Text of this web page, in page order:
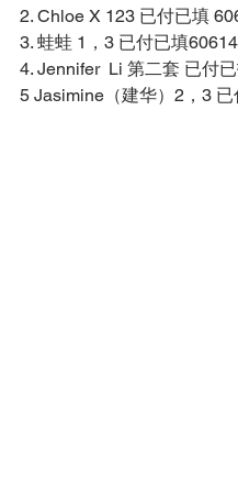
2. Chloe X 123 已付已填
3. 蛙蛙 1，3 已付已填60614
4. Jennifer  Li 第二套 已付
5 Jasimine（建华）2，3 已